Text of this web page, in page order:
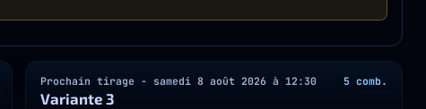
Prochain tirage - samedi 8 août 2026 à 12:30
Variante 3
5 comb.